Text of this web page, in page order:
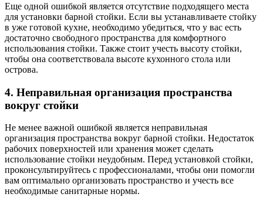
Еще одной ошибкой является отсутствие подходящего места
для установки барной стойки. Если вы устанавливаете стойку
в уже готовой кухне, необходимо убедиться, что у вас есть
достаточно свободного пространства для комфортного
использования стойки. Также стоит учесть высоту стойки,
чтобы она соответствовала высоте кухонного стола или
острова.
4. Неправильная организация пространства
вокруг стойки
Не менее важной ошибкой является неправильная
организация пространства вокруг барной стойки. Недостаток
рабочих поверхностей или хранения может сделать
использование стойки неудобным. Перед установкой стойки,
проконсультируйтесь с профессионалами, чтобы они помогли
вам оптимально организовать пространство и учесть все
необходимые санитарные нормы.